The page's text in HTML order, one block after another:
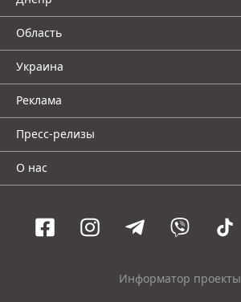
Область
Украина
Реклама
Пресс-релизы
О нас
Информатор проекты